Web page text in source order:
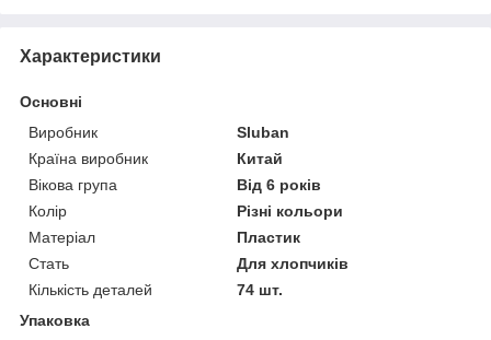
Характеристики
Основні
Виробник
Sluban
Країна виробник
Китай
Вікова група
Від 6 років
Колір
Різні кольори
Матеріал
Пластик
Стать
Для хлопчиків
Кількість деталей
74 шт.
Упаковка